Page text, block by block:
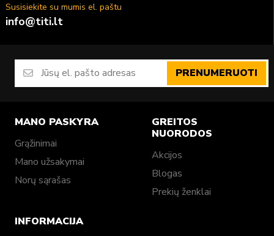
Susisiekite su mumis el. paštu
info@titi.lt
PRENUMERUOTI
MANO PASKYRA
Grąžinimai
Mano užsakymai
Norų sąrašas
GREITOS
NUORODOS
Akcijos
Blogas
Prekių ženklai
INFORMACIJA